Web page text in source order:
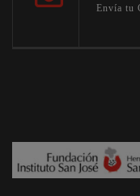
Envía tu